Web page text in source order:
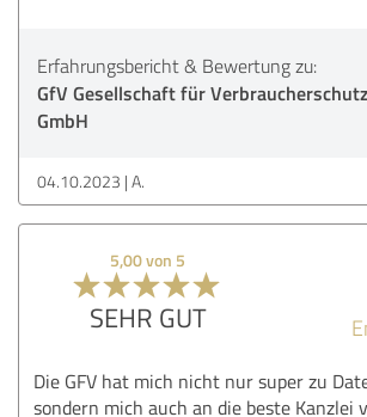
Erfahrungsbericht & Bewertung zu:
GfV Gesellschaft für Verbraucherschutz
GmbH
04.10.2023 A.
5,00 von 5
SEHR GUT
Die GFV hat mich nicht nur super zu
sondern mich auch an die beste Kanzlei